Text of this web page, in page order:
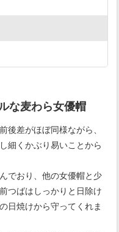
な麦わら女優帽
後差がほぼ同様ながら、
細くかぶり易いことから
でおり、他の女優帽と少
つばはしっかりと日除け
日焼けから守ってくれま